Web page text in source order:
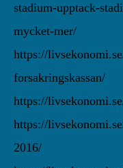
stadium-upptack-
mycket-mer/
https://
forsakringskassan/
https://
https://
2016/